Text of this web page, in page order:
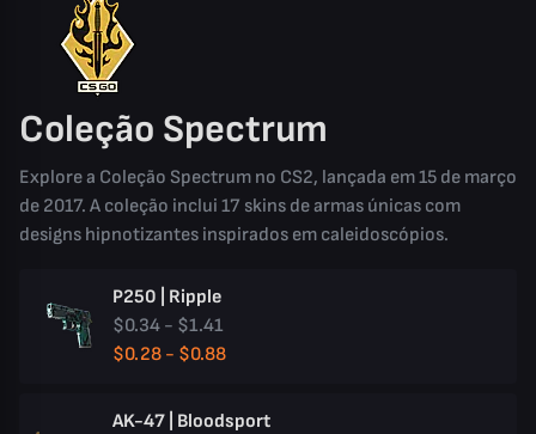
Coleção Spectrum
Explore a Coleção Spectrum no CS2, lançada em 15 de março
de 2017. A coleção inclui 17 skins de armas únicas com
designs hipnotizantes inspirados em caleidoscópios.
P250 | Ripple
$0.34 - $1.41
$0.28 - $0.88
AK-47 | Bloodsport